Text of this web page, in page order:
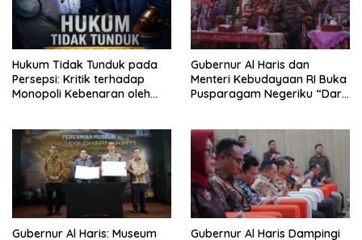
Hukum Tidak Tunduk pada
Persepsi: Kritik terhadap
Monopoli Kebenaran oleh
Gubernur Al Haris dan
Menteri Kebudayaan RI Buka
Pusparagam Negeriku “Dari
dan Dorong Ekonomi Kreatif
Gubernur Al Haris: Museum Gubernur Al Haris Dampingi